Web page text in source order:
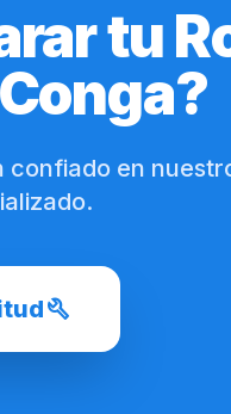
tu
confiado en
build